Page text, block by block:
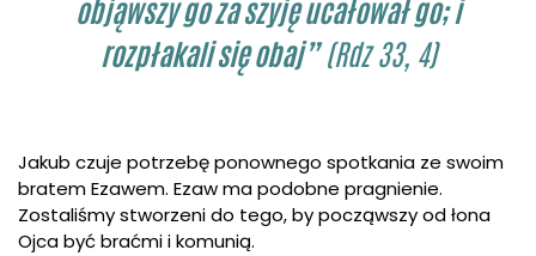
objąwszy go za szyję ucałował go; i
rozpłakali się obaj”(Rdz 33, 4)
Jakub czuje potrzebę ponownego spotkania ze swoim
bratem Ezawem. Ezaw ma podobne pragnienie.
Zostaliśmy stworzeni do tego, by począwszy od łona
Ojca być braćmi i komunią.